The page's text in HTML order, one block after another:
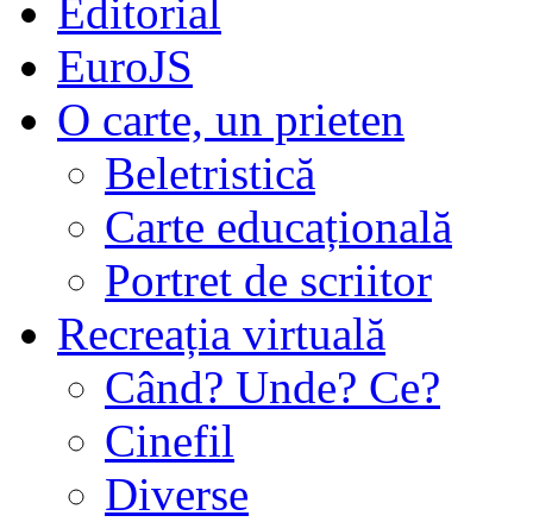
Editorial
EuroJS
O carte, un prieten
Beletristică
Carte educațională
Portret de scriitor
Recreația virtuală
Când? Unde? Ce?
Cinefil
Diverse